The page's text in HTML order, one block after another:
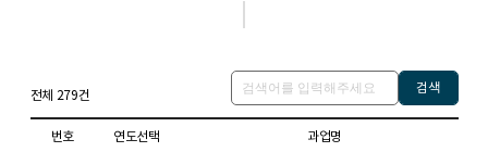
전체 279건 검색
번호 연도선택 과업명